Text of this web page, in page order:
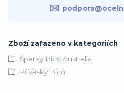
Zboží zařazeno v kategoriích
Šperky Bico Australia
Přívěsky Bico